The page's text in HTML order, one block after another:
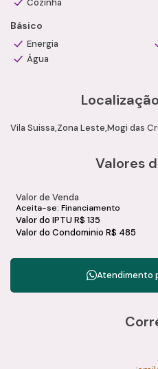
IPTU: R$ 135,00
Aceita financiamento
Observação:
com a Camila Ramos Imóveis.
Básico
Energia
Água
Vila Suissa Zona Leste Mogi das
Valores
Valor de Venda
Aceita-se: Financiamento
Valor do IPTU R$ 135
Valor do Condominio R$ 485
Atendimento